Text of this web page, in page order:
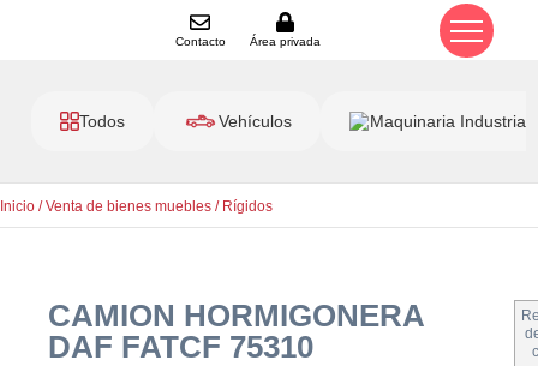
Contacto Área privada
Todos Vehículos Maquinaria Industrial
Inicio /Venta de bienes muebles / Rígidos
CAMION HORMIGONERA
DAF FATCF 75310